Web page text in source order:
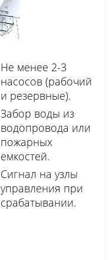
Не менее 2-3
насосов (рабочий
и резервные).
Забор воды из
водопровода или
пожарных
емкостей.
Сигнал на узлы
управления при
срабатывании.